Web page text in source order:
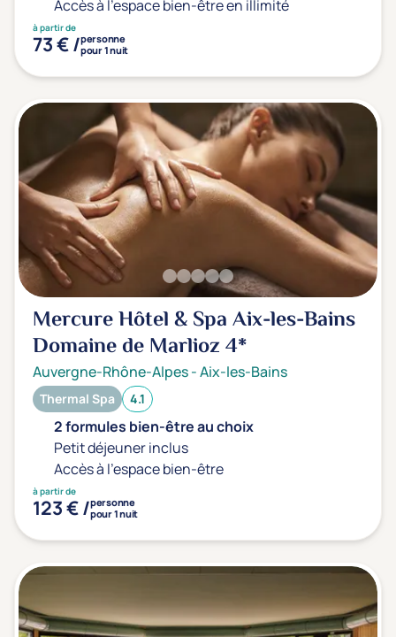
Accès à l'espace bien-être en illimité
à partir de
73 € /personne
pour 1 nuit
Mercure Hôtel & Spa Aix-les-Bains
Domaine de Marlioz4*
Auvergne-Rhône-Alpes-Aix-les-Bains
Thermal Spa 4.1
2 formules bien-être au choix
Petit déjeuner inclus
Accès à l'espace bien-être
à partir de
123 € /personne
pour 1 nuit